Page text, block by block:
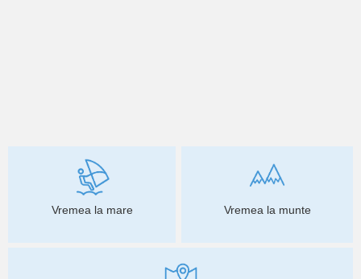
Vremea la mare Vremea la munte